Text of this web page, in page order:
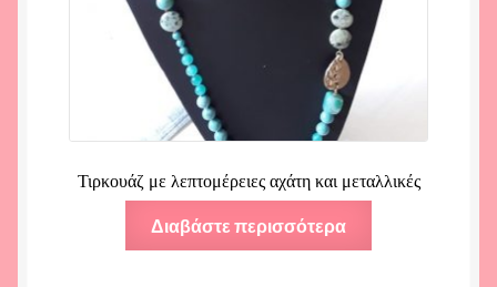
Τιρκουάζ με λεπτομέρειες αχάτη και μεταλλικές
Διαβάστε περισσότερα